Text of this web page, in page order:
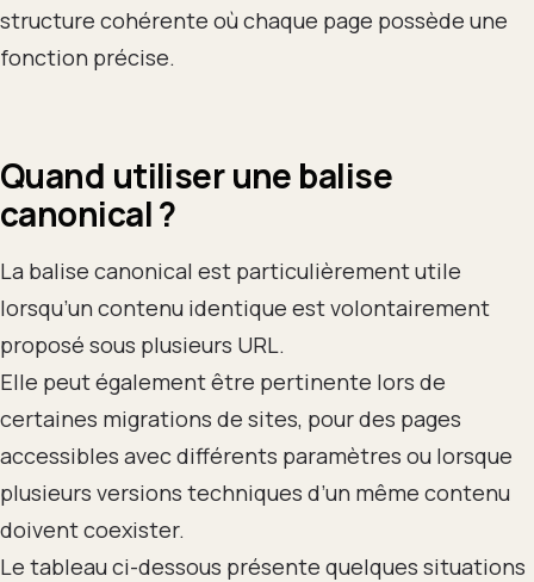
structure cohérente où chaque page possède une
fonction précise.
Quand utiliser une balise
canonical ?
La balise canonical est particulièrement utile
lorsqu’un contenu identique est volontairement
proposé sous plusieurs URL.
Elle peut également être pertinente lors de
certaines migrations de sites, pour des pages
accessibles avec différents paramètres ou lorsque
plusieurs versions techniques d’un même contenu
doivent coexister.
Le tableau ci-dessous présente quelques situations